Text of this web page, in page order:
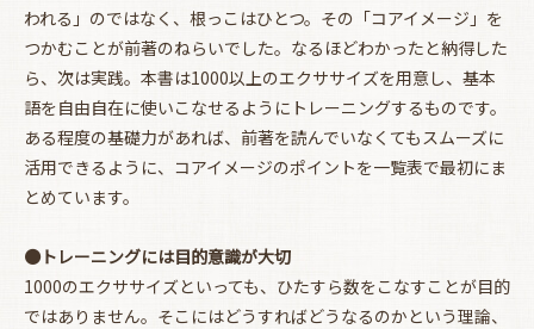
われる」のではなく、根っこはひとつ。その「コアイメージ」を
つかむことが前著のねらいでした。なるほどわかったと納得した
ら、次は実践。本書は1000以上のエクササイズを用意し、基本
語を自由自在に使いこなせるようにトレーニングするものです。
ある程度の基礎力があれば、前著を読んでいなくてもスムーズに
活用できるように、コアイメージのポイントを一覧表で最初にま
とめています。
●トレーニングには目的意識が大切
1000のエクササイズといっても、ひたすら数をこなすことが目的
ではありません。そこにはどうすればどうなるのかという理論、